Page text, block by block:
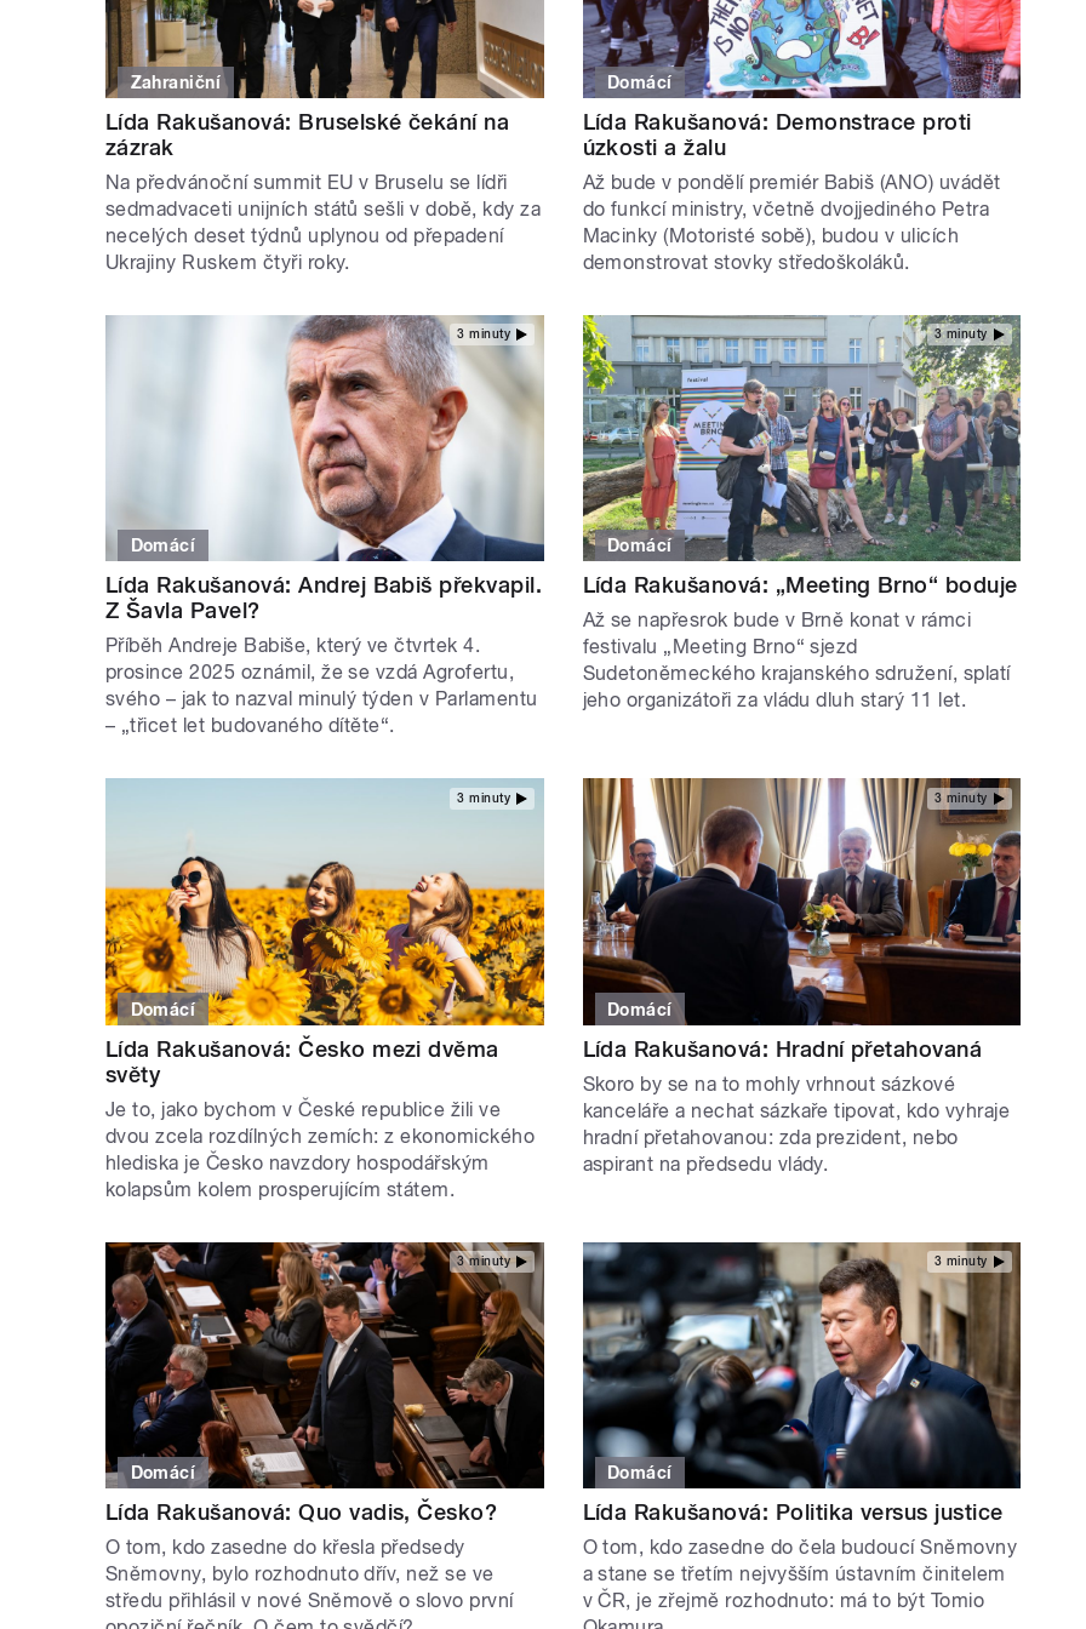
Zahraniční
Lída Rakušanová: Bruselské čekání na
zázrak
Na předvánoční summit EU v Bruselu se lídři
sedmadvaceti unijních států sešli v době, kdy za
necelých deset týdnů uplynou od přepadení
Ukrajiny Ruskem čtyři roky.
Domácí
Lída Rakušanová: Demonstrace proti
úzkosti a žalu
Až bude v pondělí premiér Babiš (ANO) uvádět
do funkcí ministry, včetně dvojjediného Petra
Macinky (Motoristé sobě), budou v ulicích
demonstrovat stovky středoškoláků.
3 minuty
Domácí
Lída Rakušanová: Andrej Babiš překvapil.
Z Šavla Pavel?
Příběh Andreje Babiše, který ve čtvrtek 4.
prosince 2025 oznámil, že se vzdá Agrofertu,
svého – jak to nazval minulý týden v Parlamentu
– „třicet let budovaného dítěte“.
3 minuty
Domácí
Lída Rakušanová: „Meeting Brno“ boduje
Až se napřesrok bude v Brně konat v rámci
festivalu „Meeting Brno“ sjezd
Sudetoněmeckého krajanského sdružení, splatí
jeho organizátoři za vládu dluh starý 11 let.
3 minuty
Domácí
Lída Rakušanová: Česko mezi dvěma
světy
Je to, jako bychom v České republice žili ve
dvou zcela rozdílných zemích: z ekonomického
hlediska je Česko navzdory hospodářským
kolapsům kolem prosperujícím státem.
3 minuty
Domácí
Lída Rakušanová: Hradní přetahovaná
Skoro by se na to mohly vrhnout sázkové
kanceláře a nechat sázkaře tipovat, kdo vyhraje
hradní přetahovanou: zda prezident, nebo
aspirant na předsedu vlády.
3 minuty
Domácí
Lída Rakušanová: Quo vadis, Česko?
O tom, kdo zasedne do křesla předsedy
Sněmovny, bylo rozhodnuto dřív, než se ve
středu přihlásil v nové Sněmově o slovo první
3 minuty
Domácí
Lída Rakušanová: Politika versus justice
O tom, kdo zasedne do čela budoucí Sněmovny
a stane se třetím nejvyšším ústavním činitelem
v ČR, je zřejmě rozhodnuto: má to být Tomio